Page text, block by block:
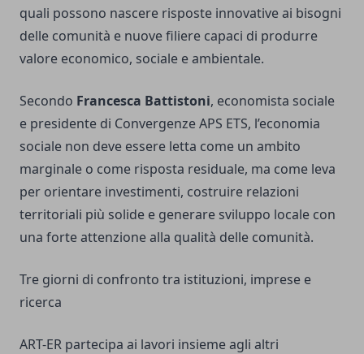
quali possono nascere risposte innovative ai bisogni
delle comunità e nuove filiere capaci di produrre
valore economico, sociale e ambientale.
Secondo Francesca Battistoni, economista sociale
e presidente di Convergenze APS ETS, l’economia
sociale non deve essere letta come un ambito
marginale o come risposta residuale, ma come leva
per orientare investimenti, costruire relazioni
territoriali più solide e generare sviluppo locale con
una forte attenzione alla qualità delle comunità.
Tre giorni di confronto tra istituzioni, imprese e
ricerca
ART-ER partecipa ai lavori insieme agli altri